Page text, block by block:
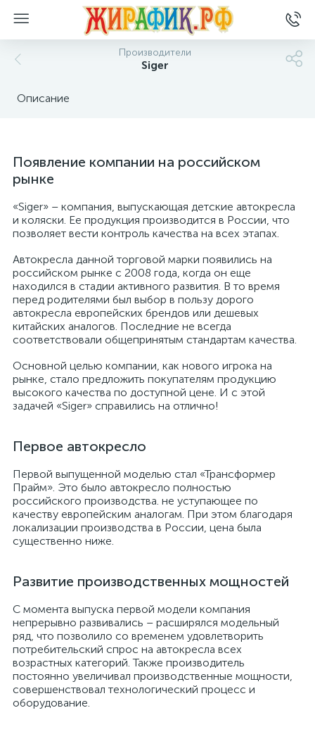
Производители
Siger
Описание
Появление компании на российском
рынке
«Siger» – компания, выпускающая детские автокресла
и коляски. Ее продукция производится в России, что
позволяет вести контроль качества на всех этапах.
Автокресла данной торговой марки появились на
российском рынке с 2008 года, когда он еще
находился в стадии активного развития. В то время
перед родителями был выбор в пользу дорого
автокресла европейских брендов или дешевых
китайских аналогов. Последние не всегда
соответствовали общепринятым стандартам качества.
Основной целью компании, как нового игрока на
рынке, стало предложить покупателям продукцию
высокого качества по доступной цене. И с этой
задачей «Siger» справились на отлично!
Первое автокресло
Первой выпущенной моделью стал «Трансформер
Прайм». Это было автокресло полностью
российского производства. не уступающее по
качеству европейским аналогам. При этом благодаря
локализации производства в России, цена была
существенно ниже.
Развитие производственных мощностей
С момента выпуска первой модели компания
непрерывно развивались – расширялся модельный
ряд, что позволило со временем удовлетворить
потребительский спрос на автокресла всех
возрастных категорий. Также производитель
постоянно увеличивал производственные мощности,
совершенствовал технологический процесс и
оборудование.